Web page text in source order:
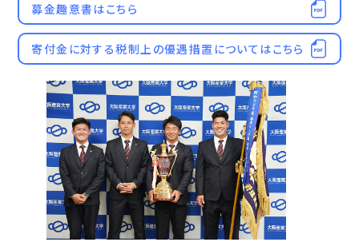
募金趣意書はこちら
寄付金に対する税制上の優遇措置についてはこちら